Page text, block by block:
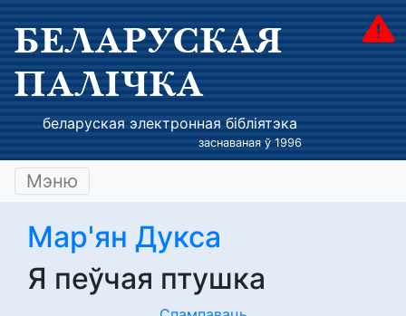
БЕЛАРУСКАЯ
ПАЛІЧКА
беларуская электронная бібліятэка
заснаваная ў 1996
Мэню
Мар'ян Дукса
Я пеўчая птушка